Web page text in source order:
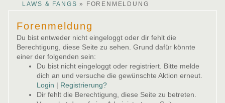
CLAWS & FANGS » FORENMELDUNG
Forenmeldung
Du bist entweder nicht eingeloggt oder dir fehlt die
Berechtigung, diese Seite zu sehen. Grund dafür könnte
einer der folgenden sein:
Du bist nicht eingeloggt oder registriert. Bitte melde
dich an und versuche die gewünschte Aktion erneut.
Login | Registrierung?
Dir fehlt die Berechtigung, diese Seite zu betreten.